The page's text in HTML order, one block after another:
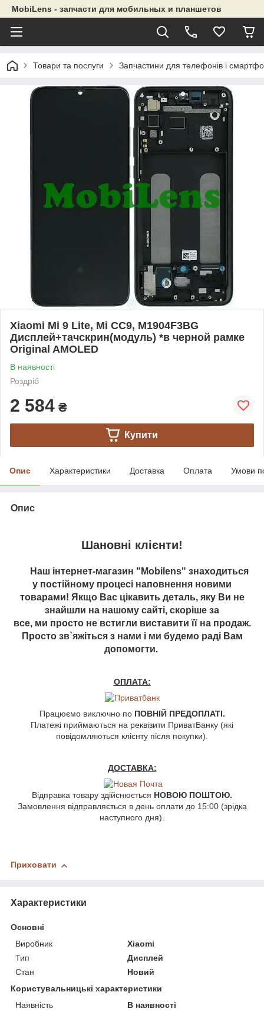
MobiLens - запчасти для мобильных и планшетов
Товари та послуги Запчастини для телефонів і
Xiaomi Mi 9 Lite, Mi CC9, M1904F3BG
Дисплей+тачскрин(модуль) *в черной рамке
Original AMOLED
В наявності
Роздріб
2 584 ₴
Купити
Опис Характеристики Доставка Оплата Умови
Опис
Шановні клієнти!
Наш інтернет-магазин "Mobilens" знаходиться
у постійному процесі наповнення новими
товарами! Якщо Вас цікавить деталь, яку Ви не
знайшли на нашому сайті, скоріше за
все, ми просто не встигли виставити її на продаж.
Просто зв`яжіться з нами і ми будемо раді Вам
допомогти.
ОПЛАТА:
Працюємо виключно по ПОВНІЙ ПРЕДОПЛАТІ.
Платежі приймаються на реквізити ПриватБанку (які
повідомляються клієнту після покупки).
ДОСТАВКА:
Відправка товару здійснюється НОВОЮ ПОШТОЮ.
Замовлення відправляється в день оплати до 15:00 (зрідка
наступного дня).
Приховати
Характеристики
Основні
Виробник
Xiaomi
Тип
Дисплей
Стан
Новий
Користувальницькі характеристики
Наявність
В наявності